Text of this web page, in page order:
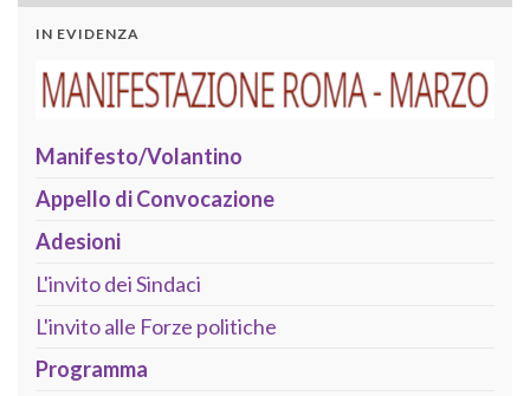
IN EVIDENZA
Manifesto/Volantino
Appello di Convocazione
Adesioni
L'invito dei Sindaci
L'invito alle Forze politiche
Programma